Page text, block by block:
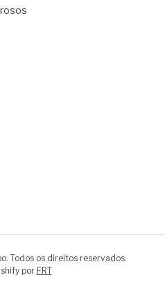
Todos os direitos reservados.
por FRT